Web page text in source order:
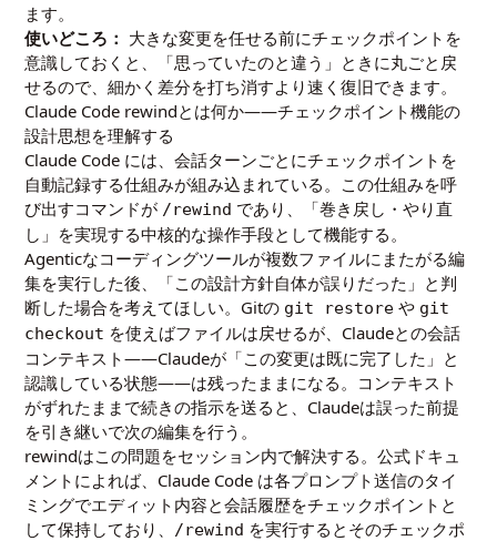
ます。
使いどころ： 大きな変更を任せる前にチェックポイントを
意識しておくと、「思っていたのと違う」ときに丸ごと戻
せるので、細かく差分を打ち消すより速く復旧できます。
Claude Code rewindとは何か――チェックポイント機能の
設計思想を理解する
Claude Code には、会話ターンごとにチェックポイントを
自動記録する仕組みが組み込まれている。この仕組みを呼
び出すコマンドが /rewind であり、「巻き戻し・やり直
し」を実現する中核的な操作手段として機能する。
Agenticなコーディングツールが複数ファイルにまたがる編
集を実行した後、「この設計方針自体が誤りだった」と判
断した場合を考えてほしい。Gitの git restore や git
checkout を使えばファイルは戻せるが、Claudeとの会話
コンテキスト――Claudeが「この変更は既に完了した」と
認識している状態――は残ったままになる。コンテキスト
がずれたままで続きの指示を送ると、Claudeは誤った前提
を引き継いで次の編集を行う。
rewindはこの問題をセッション内で解決する。公式ドキュ
メントによれば、Claude Code は各プロンプト送信のタイ
ミングでエディット内容と会話履歴をチェックポイントと
して保持しており、
/rewind を実行するとそのチェックポ